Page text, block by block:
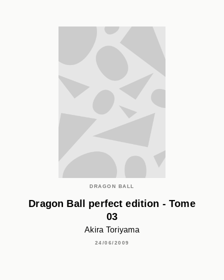
DRAGON BALL
Dragon Ball perfect edition - Tome
03
Akira Toriyama
24/06/2009